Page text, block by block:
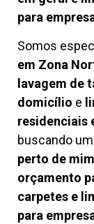
para
Somos
em Zona
lavagem de
domicílio e
residenciais
buscando
perto de mim
orçamento
carpetes e
para